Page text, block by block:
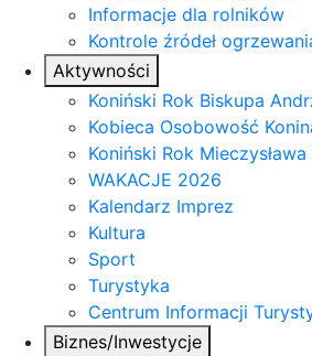
Informacje dla rolników
Kontrole źródeł
Aktywności
Koniński Rok Biskupa
Kobieca Osobowość
Koniński Rok
WAKACJE 2026
Kalendarz Imprez
Kultura
Sport
Turystyka
Centrum Informacji
Biznes/Inwestycje